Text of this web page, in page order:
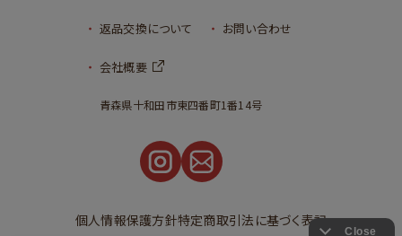
返品交換について お問い合わせ
会社概要
青森県十和田市東四番町1番14号
個人情報保護方針特定商取引法に基づく表記